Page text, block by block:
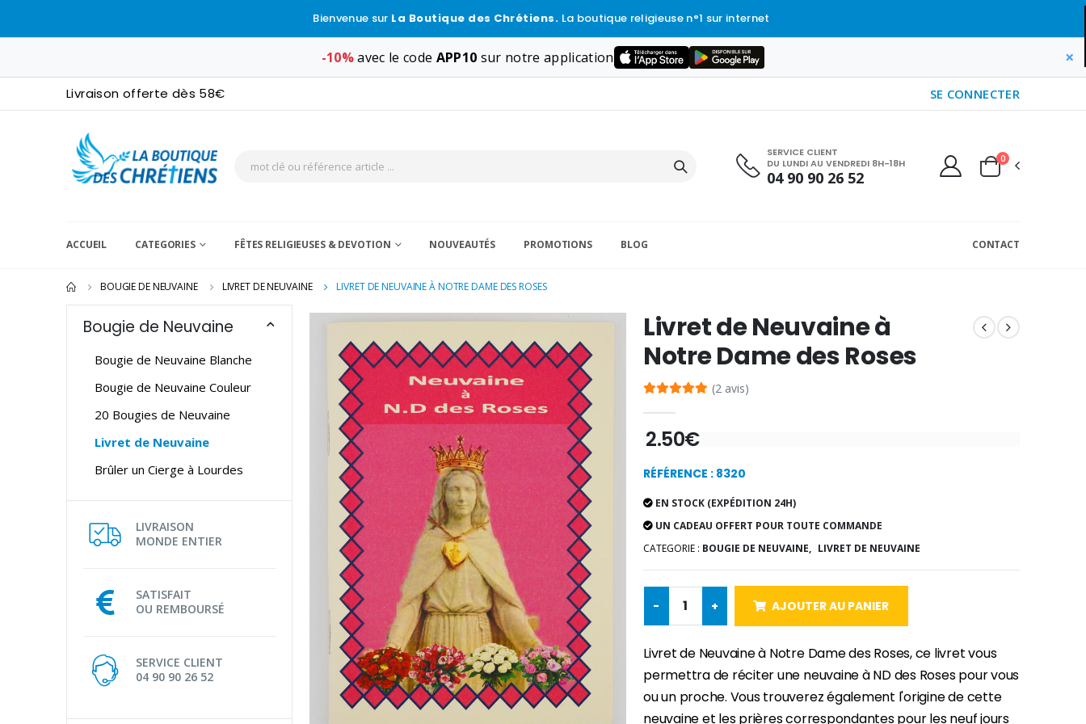
Bienvenue sur La Boutique des Chrétiens. La boutique religieuse n°1 sur internet
-10%avec le code APP10 sur notre application ×
Livraison offerte dès 58€ SE CONNECTER
SERVICE CLIENT
DU LUNDI AU VENDREDI 8H-18H
04 90 90 26 52
0
ACCUEIL CATEGORIES FÊTES RELIGIEUSES & DEVOTION NOUVEAUTÉS PROMOTIONS BLOG CONTACT
BOUGIE DE NEUVAINE LIVRET DE NEUVAINE LIVRET DE NEUVAINE À NOTRE DAME DES ROSES
Bougie de Neuvaine
Bougie de Neuvaine Blanche
Bougie de Neuvaine Couleur
20 Bougies de Neuvaine
Livret de Neuvaine
Brûler un Cierge à Lourdes
LIVRAISON
MONDE ENTIER
SATISFAIT
OU REMBOURSÉ
SERVICE CLIENT
04 90 90 26 52
Livret de Neuvaine à
Notre Dame des Roses
(2 avis)
2.50€
RÉFÉRENCE : 8320
EN STOCK (EXPÉDITION 24H)
UN CADEAU OFFERT POUR TOUTE COMMANDE
CATEGORIE : BOUGIE DE NEUVAINE, LIVRET DE NEUVAINE
- + AJOUTER AU PANIER
Livret de Neuvaine à Notre Dame des Roses, ce livret vous
permettra de réciter une neuvaine à ND des Roses pour vous
ou un proche. Vous trouverez également l'origine de cette
neuvaine et les prières correspondantes pour les neuf jours